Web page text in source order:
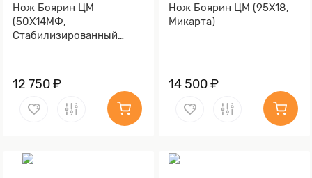
Нож Боярин ЦМ
(50Х14МФ,
Стабилизированный
12 750 ₽
Нож Боярин ЦМ (95Х18,
Микарта)
14 500 ₽